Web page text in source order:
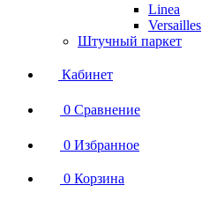
Linea
Versailles
Штучный паркет
Кабинет
0 Сравнение
0 Избранное
0 Корзина